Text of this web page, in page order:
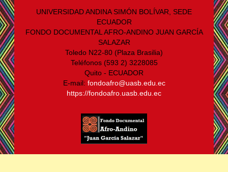
UNIVERSIDAD ANDINA SIMÓN BOLÍVAR, SEDE
ECUADOR
FONDO DOCUMENTAL AFRO-ANDINO JUAN GARCÍA
SALAZAR
Toledo N22-80 (Plaza Brasilia)
Teléfonos (593 2) 3228085
Quito - ECUADOR
E-mail: fondoafro@uasb.edu.ec
https://fondoafro.uasb.edu.ec